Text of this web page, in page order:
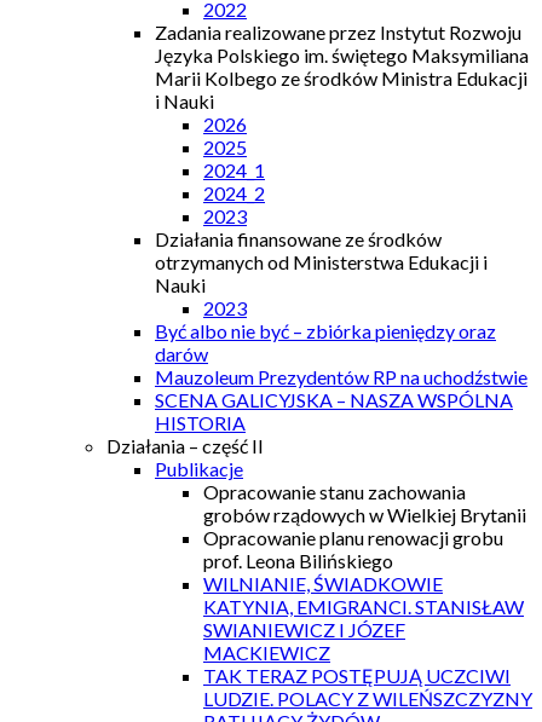
2022
Zadania realizowane przez Instytut Rozwoju
Języka Polskiego im. świętego Maksymiliana
Marii Kolbego ze środków Ministra Edukacji
i Nauki
2026
2025
2024_1
2024_2
2023
Działania finansowane ze środków
otrzymanych od Ministerstwa Edukacji i
Nauki
2023
Być albo nie być – zbiórka pieniędzy oraz
darów
Mauzoleum Prezydentów RP na uchodźstwie
SCENA GALICYJSKA – NASZA WSPÓLNA
HISTORIA
Działania – część II
Publikacje
Opracowanie stanu zachowania
grobów rządowych w Wielkiej Brytanii
Opracowanie planu renowacji grobu
prof. Leona Bilińskiego
WILNIANIE, ŚWIADKOWIE
KATYNIA, EMIGRANCI. STANISŁAW
SWIANIEWICZ I JÓZEF
MACKIEWICZ
TAK TERAZ POSTĘPUJĄ UCZCIWI
LUDZIE. POLACY Z WILEŃSZCZYZNY